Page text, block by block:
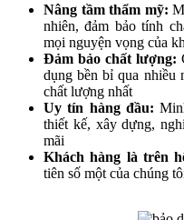
Nâng tầm thẩm mỹ:
nhiên, đảm bảo tính
mọi nguyện vọng của
Đảm bảo chất lượng:
dụng bền bỉ qua nhiều
chất lượng nhất
Uy tín hàng đầu:
thiết kế, xây dựng,
mãi
Khách hàng là trên
tiên số một của chúng